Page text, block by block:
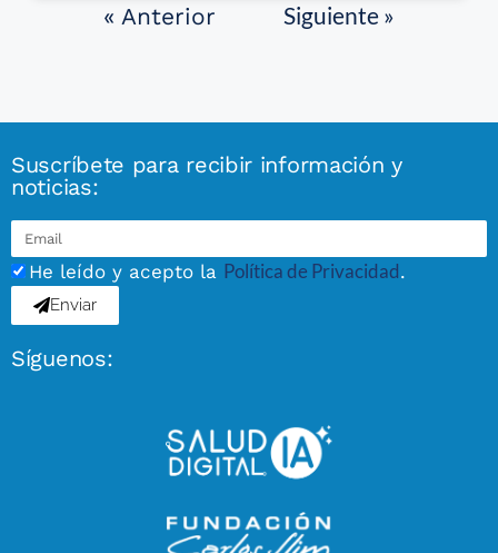
« Anterior Siguiente »
Suscríbete para recibir información y
noticias:
He leído y acepto la Política de Privacidad.
Enviar
Síguenos: